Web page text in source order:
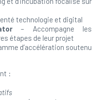
technologie et digital
– Accompagne les
étapes de leur projet
d’accélération soutenu
: